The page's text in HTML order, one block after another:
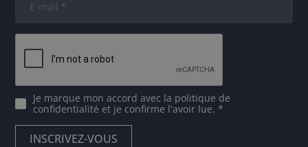
Je marque mon accord avec la politique de
confidentialité et je confirme l'avoir lue. *